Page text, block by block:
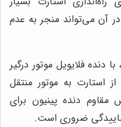
آن می‌تواند منجر به عدم
دنده فلایویل موتور درگیر
استارت به موتور منتقل
دنده پینیون برای
ضروری است.